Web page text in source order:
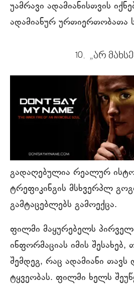
უამრავი ადამიანისთვის
ადამიანურ ურთიერთობათა
10. „არ
გადაღებულია რეალურ
ტრეფიკინგის მსხვერპლ
გამტაცებლებს გამოექცა.
ფილმი მაყურებელს
ინფორმაციას იმის შესახებ,
შემდეგ, რაც ადამიანი თავს
ტყვეობას. ფილმი ხელს